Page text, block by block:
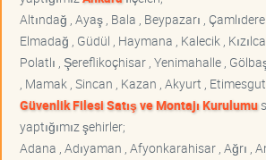
Altındağ , Ayaş , Bala , Beypazarı ,
Elmadağ , Güdül , Haymana , Kalecik ,
Polatlı , Şereflikoçhisar , Yenimahalle ,
, Mamak , Sincan , Kazan , Akyurt ,
Güvenlik Filesi Satış ve Montajı Kurulumu
yaptığımız şehirler;
Adana , Adıyaman , Afyonkarahisar , Ağrı ,